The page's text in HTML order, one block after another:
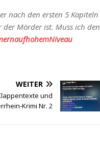
nach den ersten 5 Kapiteln
Mörder ist. Muss ich den
WEITER
und
Krimi Nr. 2